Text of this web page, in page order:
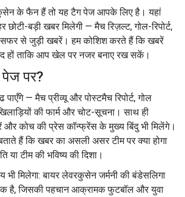
के फैन हैं तो यह टैग पेज आपके लिए है। यहां
बड़ी खबर मिलेगी — मैच रिज़ल्ट, गोल-रिपोर्ट,
से जुड़ी खबरें। हम कोशिश करते हैं कि खबरें
हों ताकि आप खेल पर नजर बनाए रख सकें।
पेज पर?
— मैच प्रीव्यू और पोस्टमैच रिपोर्ट, गोल
की फार्म और चोट-सूचना। साथ ही
कोच की प्रेस कॉन्फ्रेंस के मुख्य बिंदु भी मिलेंगे।
बताते हैं कि खबर का असली असर टीम पर क्या होगा
या टीम की भविष्य की दिशा।
भी मिलेगा: बायर लेवरकुसेन जर्मनी की बंडेसलिगा
है, जिसकी पहचान आक्रामक फुटबॉल और युवा